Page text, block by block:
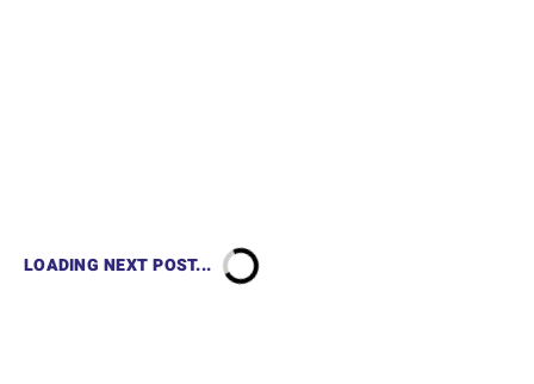
LOADING NEXT POST...